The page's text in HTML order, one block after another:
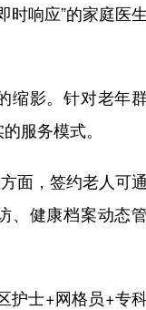
响应”的家庭医生
缩影。针对老年
服务模式。
面，签约老人可通
、健康档案动态
护士+网格员+专